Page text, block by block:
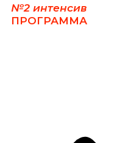
№2 интенсив
ПРОГРАММА